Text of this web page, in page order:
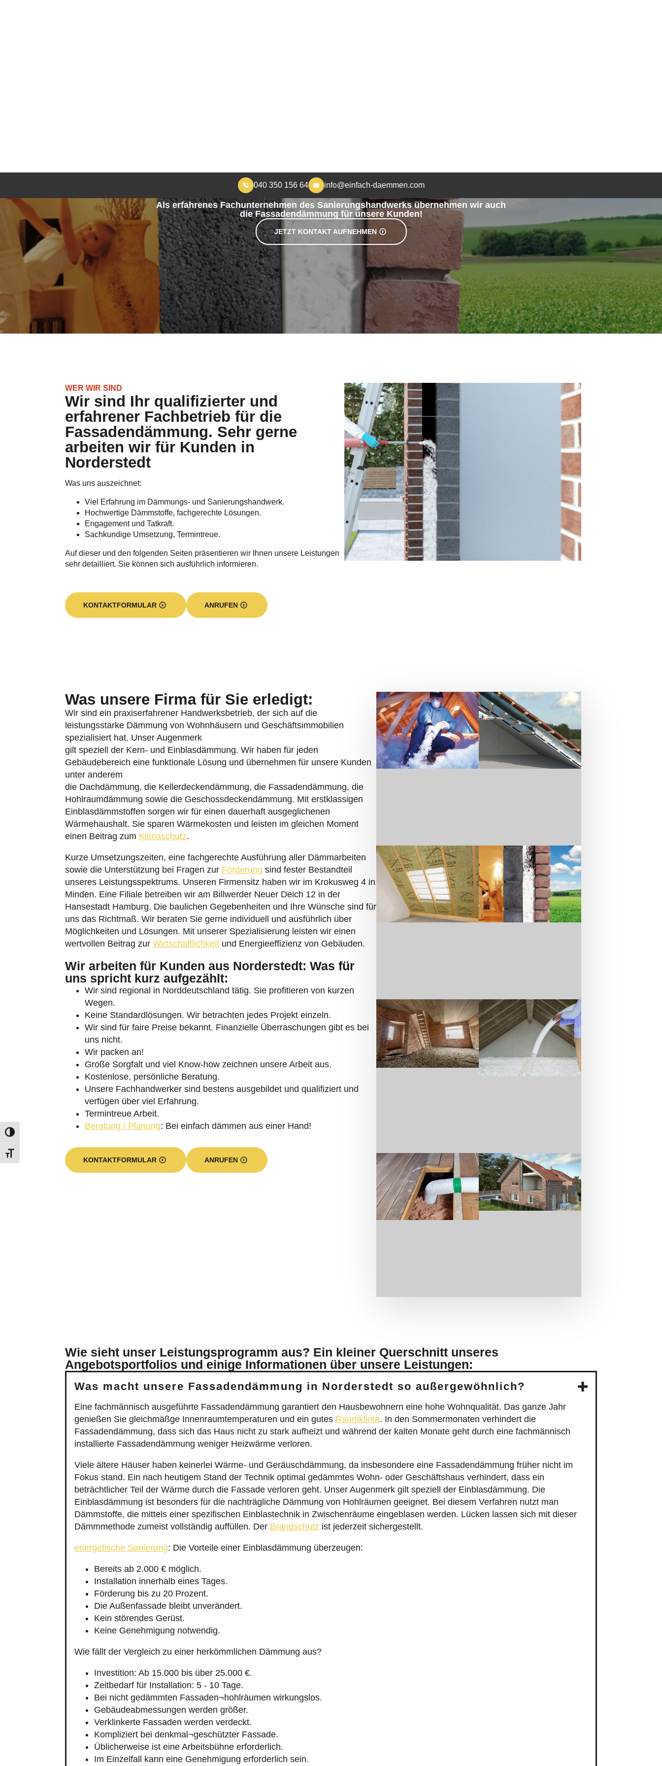
Umschalten auf hohe Kontraste
Fassadendämmung in
Norderstedt
Als erfahrenes Fachunternehmen des Sanierungshandwerks übernehmen wir auch
die Fassadendämmung für unsere Kunden!
JETZT KONTAKT AUFNEHMEN
WER WIR SIND
Wir sind Ihr qualifizierter und
erfahrener Fachbetrieb für die
Fassadendämmung. Sehr gerne
arbeiten wir für Kunden in
Norderstedt
Was uns auszeichnet:
Viel Erfahrung im Dämmungs- und Sanierungshandwerk.
Hochwertige Dämmstoffe, fachgerechte Lösungen.
Engagement und Tatkraft.
Sachkundige Umsetzung, Termintreue.
Auf dieser und den folgenden Seiten präsentieren wir Ihnen unsere Leistungen
sehr detailliert. Sie können sich ausführlich informieren.
KONTAKTFORMULAR ANRUFEN
Was unsere Firma für Sie erledigt:
Wir sind ein praxiserfahrener Handwerksbetrieb, der sich auf die
leistungsstarke Dämmung von Wohnhäusern und Geschäftsimmobilien
spezialisiert hat. Unser Augenmerk
gilt speziell der Kern- und Einblasdämmung. Wir haben für jeden
Gebäudebereich eine funktionale Lösung und übernehmen für unsere Kunden
unter anderem
die Dachdämmung, die Kellerdeckendämmung, die Fassadendämmung, die
Hohlraumdämmung sowie die Geschossdeckendämmung. Mit erstklassigen
Einblasdämmstoffen sorgen wir für einen dauerhaft ausgeglichenen
Wärmehaushalt. Sie sparen Wärmekosten und leisten im gleichen Moment
einen Beitrag zum Klimaschutz.
Kurze Umsetzungszeiten, eine fachgerechte Ausführung aller Dämmarbeiten
sowie die Unterstützung bei Fragen zur Förderung sind fester Bestandteil
unseres Leistungsspektrums. Unseren Firmensitz haben wir im Krokusweg 4 in
Minden. Eine Filiale betreiben wir am Billwerder Neuer Deich 12 in der
Hansestadt Hamburg. Die baulichen Gegebenheiten und Ihre Wünsche sind für
uns das Richtmaß. Wir beraten Sie gerne individuell und ausführlich über
Möglichkeiten und Lösungen. Mit unserer Spezialisierung leisten wir einen
wertvollen Beitrag zur Wirtschaftlichkeit und Energieeffizienz von Gebäuden.
Wir arbeiten für Kunden aus Norderstedt: Was für
uns spricht kurz aufgezählt:
Wir sind regional in Norddeutschland tätig. Sie profitieren von kurzen
Wegen.
Keine Standardlösungen. Wir betrachten jedes Projekt einzeln.
Wir sind für faire Preise bekannt. Finanzielle Überraschungen gibt es bei
uns nicht.
Wir packen an!
Große Sorgfalt und viel Know-how zeichnen unsere Arbeit aus.
Kostenlose, persönliche Beratung.
Unsere Fachhandwerker sind bestens ausgebildet und qualifiziert und
verfügen über viel Erfahrung.
Termintreue Arbeit.
Beratung / Planung: Bei einfach dämmen aus einer Hand!
KONTAKTFORMULAR ANRUFEN
Wie sieht unser Leistungsprogramm aus? Ein kleiner Querschnitt unseres
Angebotsportfolios und einige Informationen über unsere Leistungen:
Was macht unsere Fassadendämmung in Norderstedt so außergewöhnlich?
Eine fachmännisch ausgeführte Fassadendämmung garantiert den Hausbewohnern eine hohe Wohnqualität. Das ganze Jahr
genießen Sie gleichmäßge Innenraumtemperaturen und ein gutes Raumklima. In den Sommermonaten verhindert die
Fassadendämmung, dass sich das Haus nicht zu stark aufheizt und während der kalten Monate geht durch eine fachmännisch
installierte Fassadendämmung weniger Heizwärme verloren.
Viele ältere Häuser haben keinerlei Wärme- und Geräuschdämmung, da insbesondere eine Fassadendämmung früher nicht im
Fokus stand. Ein nach heutigem Stand der Technik optimal gedämmtes Wohn- oder Geschäftshaus verhindert, dass ein
beträchtlicher Teil der Wärme durch die Fassade verloren geht. Unser Augenmerk gilt speziell der Einblasdämmung. Die
Einblasdämmung ist besonders für die nachträgliche Dämmung von Hohlräumen geeignet. Bei diesem Verfahren nutzt man
Dämmstoffe, die mittels einer spezifischen Einblastechnik in Zwischenräume eingeblasen werden. Lücken lassen sich mit dieser
Dämmmethode zumeist vollständig auffüllen. Der Brandschutz ist jederzeit sichergestellt.
energetische Sanierung: Die Vorteile einer Einblasdämmung überzeugen:
Bereits ab 2.000 € möglich.
Installation innerhalb eines Tages.
Förderung bis zu 20 Prozent.
Die Außenfassade bleibt unverändert.
Kein störendes Gerüst.
Keine Genehmigung notwendig.
Wie fällt der Vergleich zu einer herkömmlichen Dämmung aus?
Investition: Ab 15.000 bis über 25.000 €.
Zeitbedarf für Installation: 5 - 10 Tage.
Bei nicht gedämmten Fassaden¬hohlräumen wirkungslos.
Gebäudeabmessungen werden größer.
Verklinkerte Fassaden werden verdeckt.
Kompliziert bei denkmal¬geschützter Fassade.
Üblicherweise ist eine Arbeitsbühne erforderlich.
Im Einzelfall kann eine Genehmigung erforderlich sein.